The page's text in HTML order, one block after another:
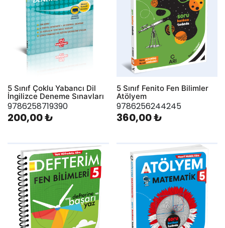
5 Sınıf Çoklu Yabancı Dil
İngilizce Deneme Sınavları
9786258719390
200,00 ₺
5 Sınıf Fenito Fen Bilimler
Atölyem
9786256244245
360,00 ₺